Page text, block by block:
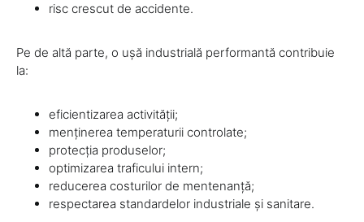
risc crescut de accidente.
Pe de altă parte, o ușă industrială performantă contribuie
la:
eficientizarea activității;
menținerea temperaturii controlate;
protecția produselor;
optimizarea traficului intern;
reducerea costurilor de mentenanță;
respectarea standardelor industriale și sanitare.